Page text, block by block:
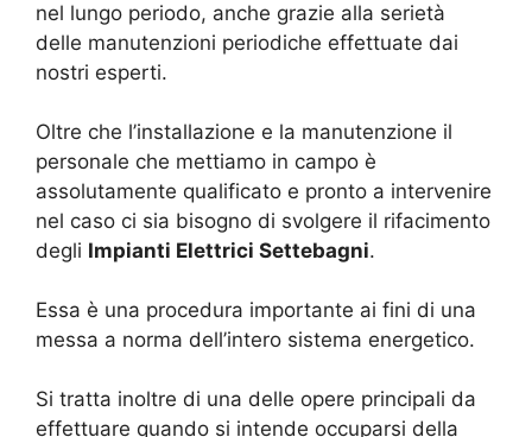
nel lungo periodo, anche grazie alla serietà
delle manutenzioni periodiche effettuate dai
nostri esperti.
Oltre che l’installazione e la manutenzione il
personale che mettiamo in campo è
assolutamente qualificato e pronto a intervenire
nel caso ci sia bisogno di svolgere il rifacimento
degli Impianti Elettrici Settebagni.
Essa è una procedura importante ai fini di una
messa a norma dell’intero sistema energetico.
Si tratta inoltre di una delle opere principali da
effettuare quando si intende occuparsi della